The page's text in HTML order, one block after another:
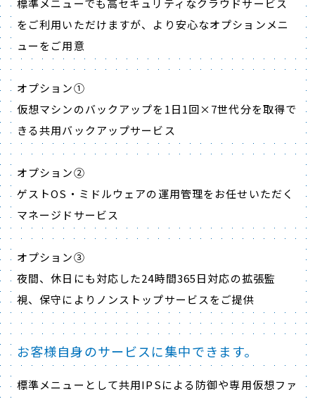
標準メニューでも高セキュリティなクラウドサービス
をご利用いただけますが、より安心なオプションメニ
ューをご用意
オプション①
仮想マシンのバックアップを1日1回×7世代分を取得で
きる共用バックアップサービス
オプション②
ゲストOS・ミドルウェアの運用管理をお任せいただく
マネージドサービス
オプション③
夜間、休日にも対応した24時間365日対応の拡張監
視、保守によりノンストップサービスをご提供
お客様自身のサービスに集中できます。
標準メニューとして共用IPSによる防御や専用仮想ファ